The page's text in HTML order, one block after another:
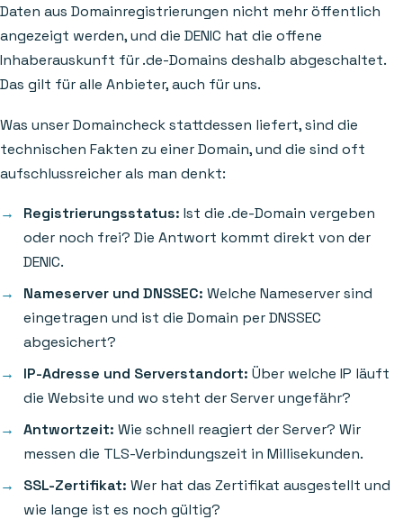
Daten aus Domainregistrierungen nicht mehr öffentlich
angezeigt werden, und die DENIC hat die offene
Inhaberauskunft für .de-Domains deshalb abgeschaltet.
Das gilt für alle Anbieter, auch für uns.
Was unser Domaincheck stattdessen liefert, sind die
technischen Fakten zu einer Domain, und die sind oft
aufschlussreicher als man denkt:
Registrierungsstatus: Ist die .de-Domain vergeben
oder noch frei? Die Antwort kommt direkt von der
DENIC.
Nameserver und DNSSEC: Welche Nameserver sind
eingetragen und ist die Domain per DNSSEC
abgesichert?
IP-Adresse und Serverstandort: Über welche IP läuft
die Website und wo steht der Server ungefähr?
Antwortzeit: Wie schnell reagiert der Server? Wir
messen die TLS-Verbindungszeit in Millisekunden.
SSL-Zertifikat: Wer hat das Zertifikat ausgestellt und
wie lange ist es noch gültig?